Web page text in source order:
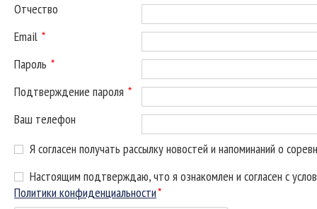
Отчество
Email *
Пароль *
Подтверждение пароля *
Ваш телефон
Я согласен получать рассылку новостей и напоминаний о
Настоящим подтверждаю, что я ознакомлен и согласен с
Политики конфиденциальности*